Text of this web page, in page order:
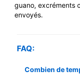
guano, excréments
envoyés.
FAQ:
Combien de